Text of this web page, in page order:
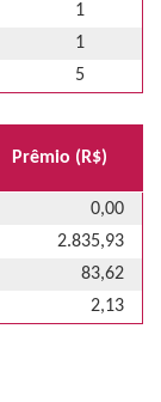
1
1
5
Prêmio (R$)
0,00
2.835,93
83,62
2,13